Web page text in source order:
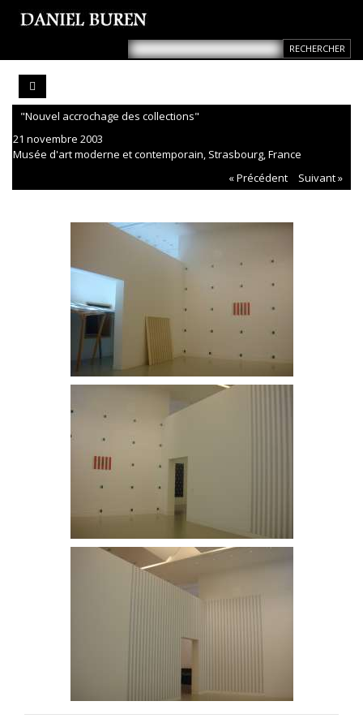
"Nouvel accrochage des collections"
21 novembre 2003
Musée d'art moderne et contemporain, Strasbourg, France
« Précédent
Suivant »